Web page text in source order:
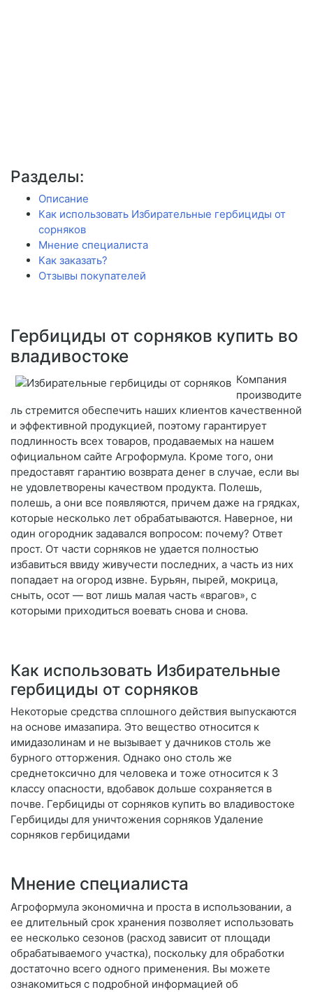
Разделы:
Описание
Как использовать Избирательные гербициды от
сорняков
Мнение специалиста
Как заказать?
Отзывы покупателей
Гербициды от сорняков купить во
владивостоке
Компания
производите
ль стремится обеспечить наших клиентов качественной
и эффективной продукцией, поэтому гарантирует
подлинность всех товаров, продаваемых на нашем
официальном сайте Агроформула. Кроме того, они
предоставят гарантию возврата денег в случае, если вы
не удовлетворены качеством продукта. Полешь,
полешь, а они все появляются, причем даже на грядках,
которые несколько лет обрабатываются. Наверное, ни
один огородник задавался вопросом: почему? Ответ
прост. От части сорняков не удается полностью
избавиться ввиду живучести последних, а часть из них
попадает на огород извне. Бурьян, пырей, мокрица,
сныть, осот — вот лишь малая часть «врагов», с
которыми приходиться воевать снова и снова.
Как использовать Избирательные
гербициды от сорняков
Некоторые средства сплошного действия выпускаются
на основе имазапира. Это вещество относится к
имидазолинам и не вызывает у дачников столь же
бурного отторжения. Однако оно столь же
среднетоксично для человека и тоже относится к 3
классу опасности, вдобавок дольше сохраняется в
почве. Гербициды от сорняков купить во владивостоке
Гербициды для уничтожения сорняков Удаление
сорняков гербицидами
Мнение специалиста
Агроформула экономична и проста в использовании, а
ее длительный срок хранения позволяет использовать
ее несколько сезонов (расход зависит от площади
обрабатываемого участка), поскольку для обработки
достаточно всего одного применения. Вы можете
ознакомиться с подробной информацией об